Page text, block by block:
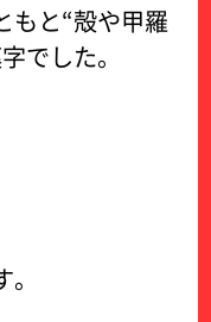
もと“殻や甲羅
でした。